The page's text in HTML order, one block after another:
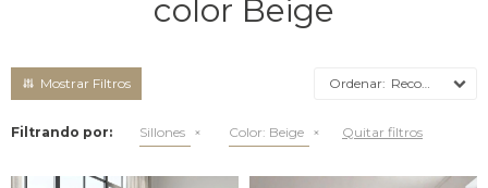
color Beige
Recomendados
Filtrando por: Sillones Color: Beige Quitar filtros
Mesas de luz